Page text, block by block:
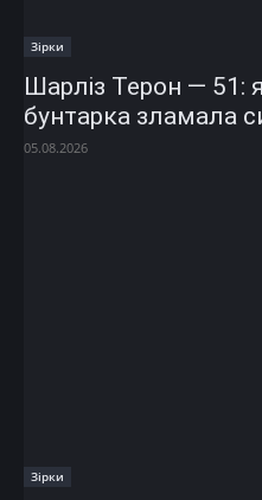
Зірки
Шарліз Терон — 51:
бунтарка зламала
05.08.2026
Зірки